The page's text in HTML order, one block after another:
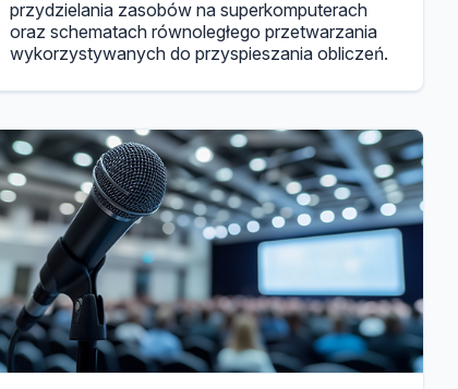
przydzielania zasobów na superkomputerach
oraz schematach równoległego przetwarzania
wykorzystywanych do przyspieszania obliczeń.